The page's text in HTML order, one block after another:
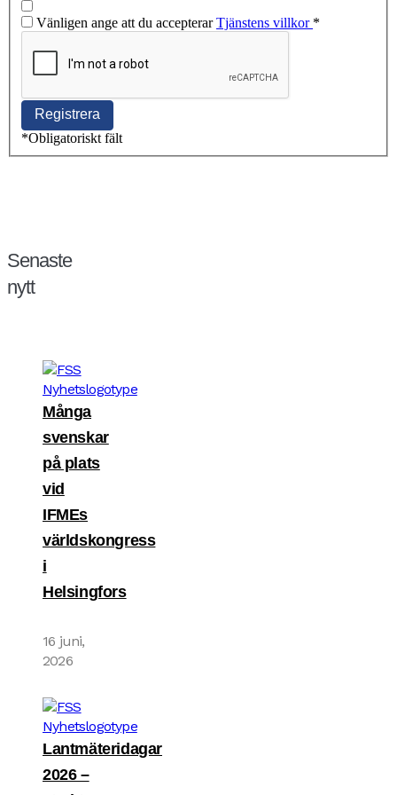
Vänligen ange att du accepterarTjänstens villkor *
*Obligatoriskt fält
Senaste
nytt
Många
svenskar
på plats
vid
IFMEs
världskongress
i
Helsingfors
16 juni,
2026
Lantmäteridagar
2026 –